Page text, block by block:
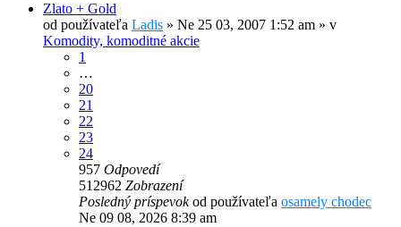
Zlato + Gold
od používateľa Ladis » Ne 25 03, 2007 1:52 am » v
Komodity, komoditné akcie
1
…
20
21
22
23
24
957 Odpovedí
512962 Zobrazení
Posledný príspevokod používateľa osamely chodec
Ne 09 08, 2026 8:39 am